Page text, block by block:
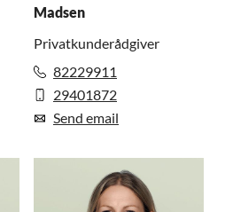
Madsen
Privatkunderådgiver
82229911
29401872
Send email